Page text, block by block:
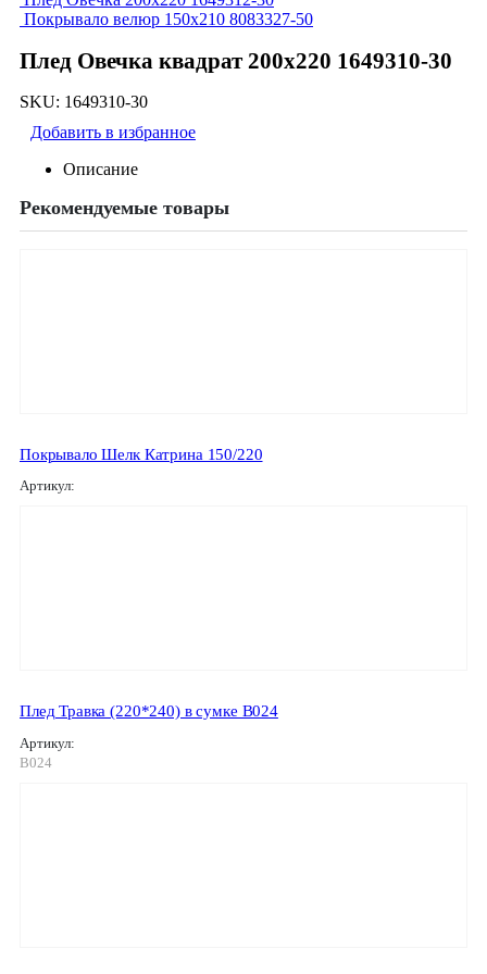
Покрывало велюр 150х210 8083327-50
Плед Овечка квадрат 200х220 1649310-30
SKU: 1649310-30
Добавить в избранное
Описание
Рекомендуемые товары
Покрывало Шелк Катрина 150/220
Артикул:
Плед Травка (220*240) в сумке В024
Артикул:
В024